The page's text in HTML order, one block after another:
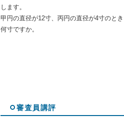
します。
甲円の直径が12寸、丙円の直径が4寸のと
何寸ですか。
審査員講評